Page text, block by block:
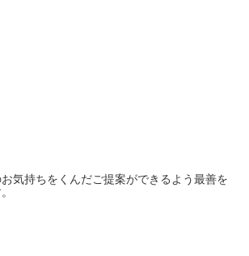
気持ちをくんだご提案ができるよう最善を